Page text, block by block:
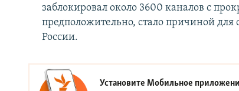
заблокировал около 3600 каналов с
предположительно, стало причиной для
России.
Установите Мобильное